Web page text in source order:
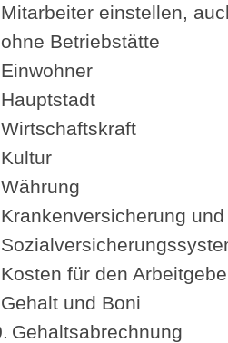
Mitarbeiter einstellen,
ohne Betriebstätte
Einwohner
Hauptstadt
Wirtschaftskraft
Kultur
Währung
Krankenversicherung und
Kosten für den
Gehalt und Boni
Gehaltsabrechnung